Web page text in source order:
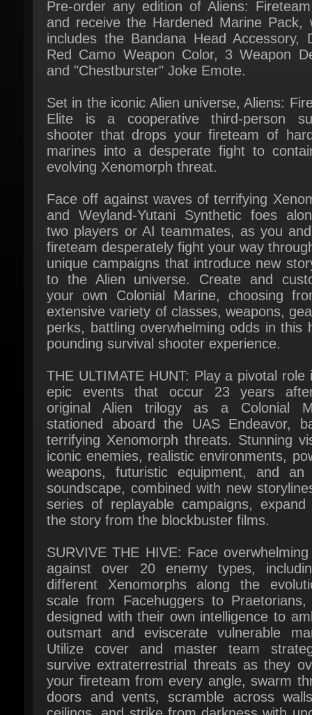
includes the Bandana Head Accessory,
Red Camo Weapon Color, 3 Weapon
and "Chestburster" Joke Emote.
Set in the iconic Alien universe, Aliens:
shooter that drops your fireteam of
marines into a desperate fight to
evolving Xenomorph threat.
Face off against waves of terrifying
two players or AI teammates, as you and
fireteam desperately fight your way
unique campaigns that introduce new
to the Alien universe. Create and
your own Colonial Marine, choosing
extensive variety of classes, weapons,
perks, battling overwhelming odds in this
pounding survival shooter experience.
THE ULTIMATE HUNT: Play a pivotal role
epic events that occur 23 years
original Alien trilogy as a Colonial
stationed aboard the UAS Endeavor,
terrifying Xenomorph threats. Stunning
iconic enemies, realistic environments,
weapons, futuristic equipment, and an
soundscape, combined with new
series of replayable campaigns, expand
the story from the blockbuster films.
SURVIVE THE HIVE: Face overwhelming
against over 20 enemy types,
different Xenomorphs along the
scale from Facehuggers to Praetorians,
designed with their own intelligence to
outsmart and eviscerate vulnerable
Utilize cover and master team
survive extraterrestrial threats as they
your fireteam from every angle, swarm
doors and vents, scramble across walls
ceilings, and strike from darkness with
ferocity.